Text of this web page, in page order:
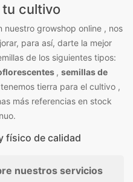
tu cultivo
growshop online , nos
para así, darte la mejor
de los siguientes tipos:
, semillas de
tierra para el cultivo ,
más referencias en stock
físico de calidad
nuestros servicios